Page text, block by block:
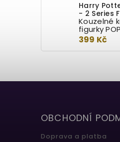
Harry
- 2 Series
Kouzelné
figurky
399 Kč
OBCHODNÍ
Doprava a platba